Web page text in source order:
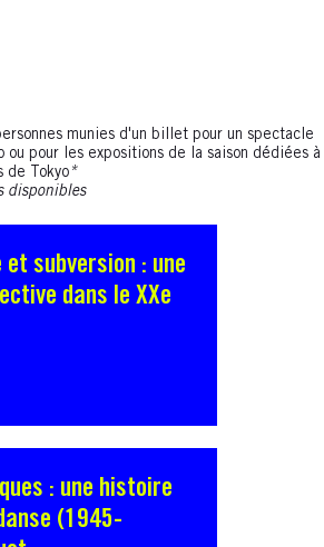
munies d'un billet pour un spectacle
ou pour les expositions de la saison dédiées à
de Tokyo *
disponibles
subversion : une
dans le XXe
fenêtre
: une histoire
(1945-
fenêtre